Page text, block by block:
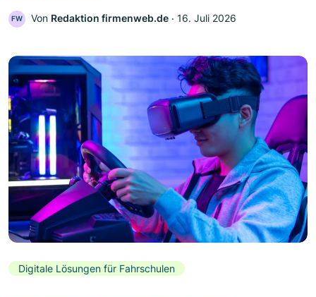
FW Von Redaktion firmenweb.de ‧ 16. Juli 2026
Digitale Lösungen für Fahrschulen